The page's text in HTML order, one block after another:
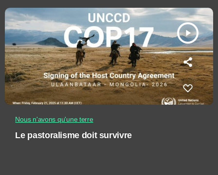
play_arrow
Nous n'avons qu'une terre
Le pastoralisme doit survivre